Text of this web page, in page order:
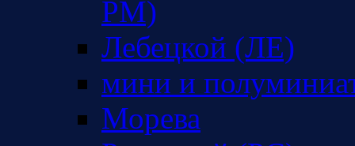
РМ)
Лебецкой (ЛЕ)
мини и
Морева